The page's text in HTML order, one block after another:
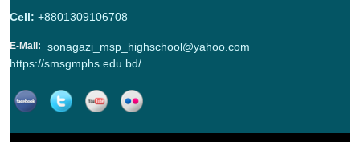
Cell: +8801309106708
E-Mail:
sonagazi_msp_highschool@yahoo.com
https://smsgmphs.edu.bd/